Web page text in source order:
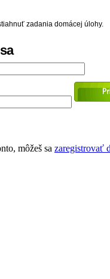
zadania domácej úlohy.
môžeš sa zaregistrovať